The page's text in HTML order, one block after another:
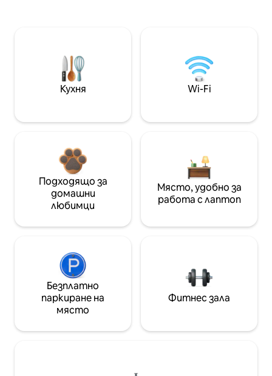
Кухня Wi-Fi
Подходящо за
домашни
любимци
Място, удобно за
работа с лаптоп
Безплатно
паркиране на
място
Фитнес зала